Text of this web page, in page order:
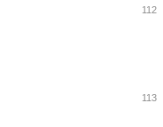
112
113